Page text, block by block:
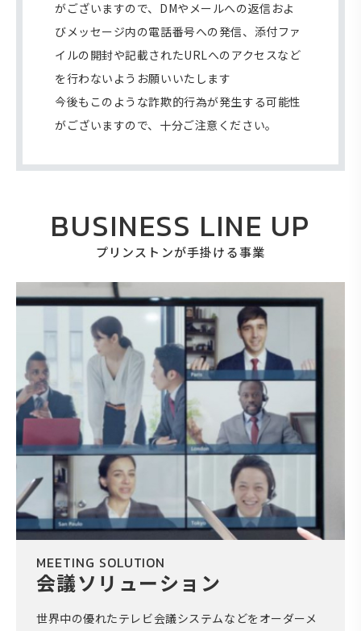
がございますので、DMやメールへの返信およ
びメッセージ内の電話番号への発信、添付ファ
イルの開封や記載されたURLへのアクセスなど
を行わないようお願いいたします
今後もこのような詐欺的行為が発生する可能性
がございますので、十分ご注意ください。
BUSINESS LINE UP
プリンストンが手掛ける事業
MEETING SOLUTION
会議ソリューション
世界中の優れたテレビ会議システムなどをオーダーメ